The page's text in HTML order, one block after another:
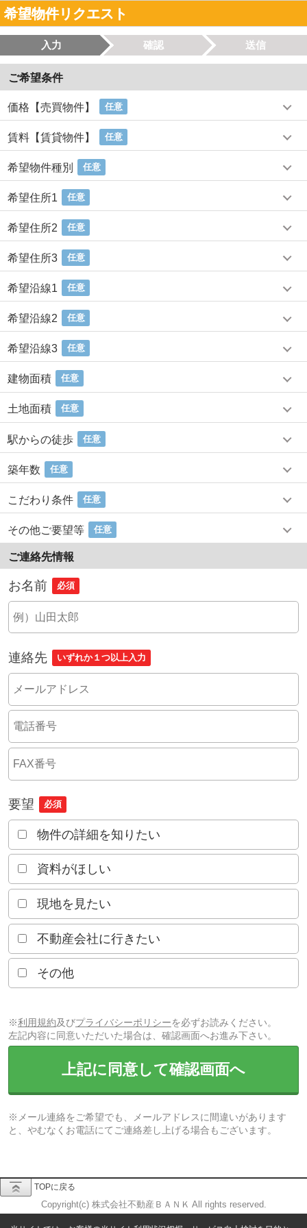
希望物件リクエスト
入力 確認 送信
ご希望条件
価格【売買物件】 任意
賃料【賃貸物件】 任意
希望物件種別 任意
希望住所1 任意
希望住所2 任意
希望住所3 任意
希望沿線1 任意
希望沿線2 任意
希望沿線3 任意
建物面積 任意
土地面積 任意
駅からの徒歩 任意
築年数 任意
こだわり条件 任意
その他ご要望等 任意
ご連絡先情報
お名前 必須
連絡先 いずれか１つ以上入力
要望 必須
物件の詳細を知りたい
資料がほしい
現地を見たい
不動産会社に行きたい
その他
※利用規約及びプライバシーポリシーを必ずお読みください。
左記内容に同意いただいた場合は、確認画面へお進み下さい。
上記に同意して確認画面へ
※メール連絡をご希望でも、メールアドレスに間違いがあります
と、やむなくお電話にてご連絡差し上げる場合もございます。
TOPに戻る
Copyright(c) 株式会社不動産ＢＡＮＫ All rights reserved.